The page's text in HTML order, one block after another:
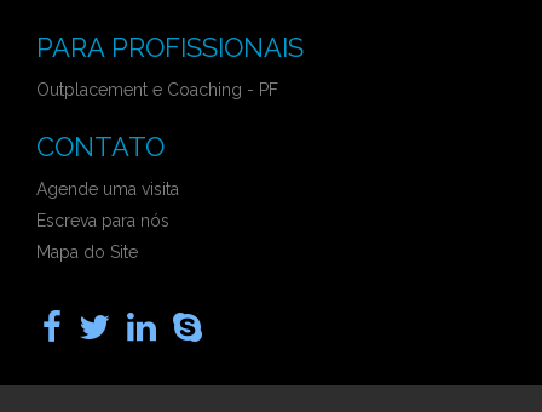
PARA PROFISSIONAIS
Outplacement e Coaching - PF
CONTATO
Agende uma visita
Escreva para nós
Mapa do Site